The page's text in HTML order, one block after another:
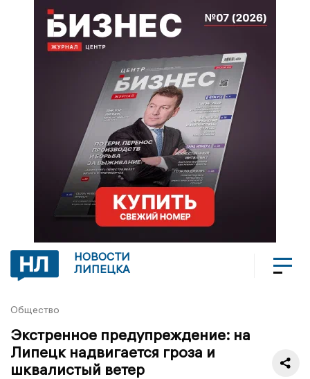
НОВОСТИ
ЛИПЕЦКА
Общество
Экстренное предупреждение: на
Липецк надвигается гроза и
шквалистый ветер